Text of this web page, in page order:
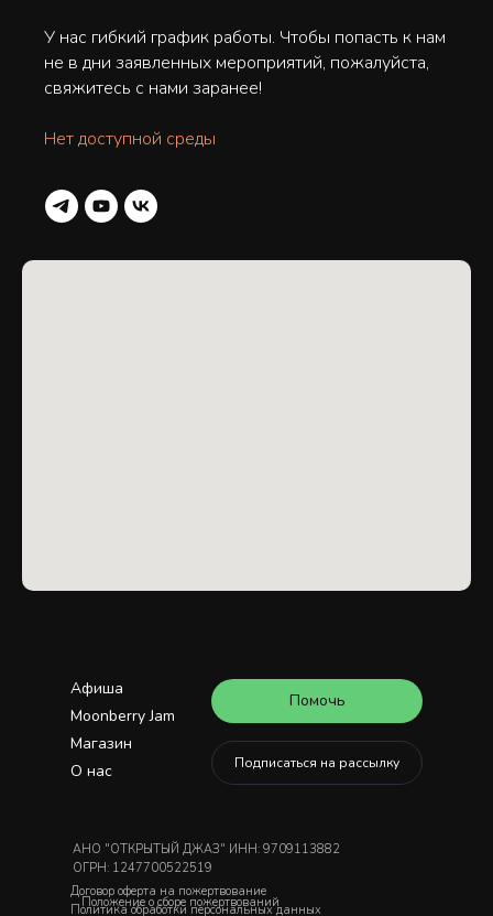
У нас гибкий график работы. Чтобы попасть к нам
не в дни заявленных мероприятий, пожалуйста,
свяжитесь с нами заранее!
Нет доступной среды
Помочь
Афиша
Подписаться на рассылку
Moonberry Jam
Магазин
О нас
АНО "ОТКРЫТЫЙ ДЖАЗ" ИНН: 9709113882
ОГРН: 1247700522519
Политика обработки персональных данных
Договор оферта на пожертвование
Положение о сборе пожертвований